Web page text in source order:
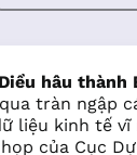
hâu thành
tràn ngập
liệu kinh tế vĩ
của Cục